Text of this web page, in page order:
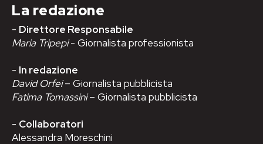
La redazione
- Direttore Responsabile
Maria Tripepi- Giornalista professionista
- In redazione
David Orfei– Giornalista pubblicista
Fatima Tomassini– Giornalista pubblicista
- Collaboratori
Alessandra Moreschini